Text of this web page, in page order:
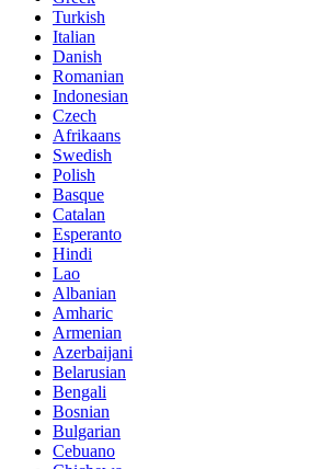
Turkish
Italian
Danish
Romanian
Indonesian
Czech
Afrikaans
Swedish
Polish
Basque
Catalan
Esperanto
Hindi
Lao
Albanian
Amharic
Armenian
Azerbaijani
Belarusian
Bengali
Bosnian
Bulgarian
Cebuano